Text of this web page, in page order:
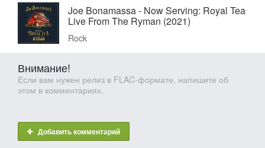
Joe Bonamassa - Now Serving: Royal Tea
Live From The Ryman (2021)
Rock
Внимание!
Если вам нужен релиз в FLAC-формате, напишите об
этом в комментариях.
Добавить комментарий